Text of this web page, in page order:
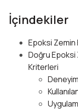
İçindekiler
Epoksi Zemin
Doğru Epoksi
Kriterleri